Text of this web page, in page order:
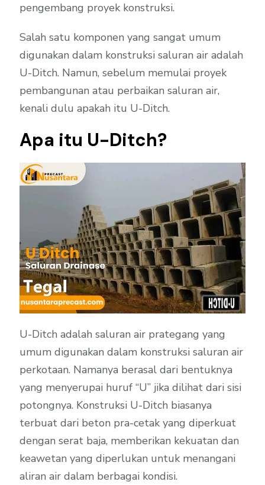
pengembang proyek konstruksi.
Salah satu komponen yang sangat umum
digunakan dalam konstruksi saluran air adalah
U-Ditch. Namun, sebelum memulai proyek
pembangunan atau perbaikan saluran air,
kenali dulu apakah itu U-Ditch.
Apa itu U-Ditch?
U-Ditch adalah saluran air prategang yang
umum digunakan dalam konstruksi saluran air
perkotaan. Namanya berasal dari bentuknya
yang menyerupai huruf “U” jika dilihat dari sisi
potongnya. Konstruksi U-Ditch biasanya
terbuat dari beton pra-cetak yang diperkuat
dengan serat baja, memberikan kekuatan dan
keawetan yang diperlukan untuk menangani
aliran air dalam berbagai kondisi.